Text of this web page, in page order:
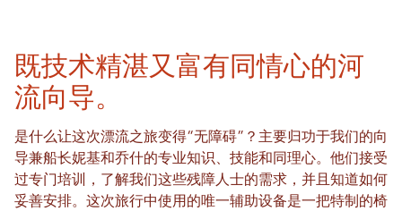
既技术精湛又富有同情心的河
流向导。
是什么让这次漂流之旅变得“无障碍”？主要归功于我们的向
导兼船长妮基和乔什的专业知识、技能和同理心。他们接受
过专门培训，了解我们这些残障人士的需求，并且知道如何
妥善安排。这次旅行中使用的唯一辅助设备是一把特制的椅